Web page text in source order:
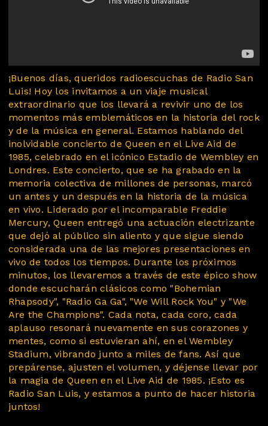
¡Buenos días, queridos radioescuchas de Radio San
Luis! Hoy los invitamos a un viaje musical
extraordinario que los llevará a revivir uno de los
momentos más emblemáticos en la historia del rock
y de la música en general. Estamos hablando del
inolvidable concierto de Queen en el Live Aid de
1985, celebrado en el icónico Estadio de Wembley en
Londres. Este concierto, que se ha grabado en la
memoria colectiva de millones de personas, marcó
un antes y un después en la historia de la música
en vivo. Liderado por el incomparable Freddie
Mercury, Queen entregó una actuación electrizante
que dejó al público sin aliento y que sigue siendo
considerada una de las mejores presentaciones en
vivo de todos los tiempos. Durante los próximos
minutos, los llevaremos a través de este épico show
donde escucharán clásicos como "Bohemian
Rhapsody", "Radio Ga Ga", "We Will Rock You" y "We
Are the Champions". Cada nota, cada coro, cada
aplauso resonará nuevamente en sus corazones y
mentes, como si estuvieran ahí, en el Wembley
Stadium, vibrando junto a miles de fans. Así que
prepárense, ajusten el volumen, y déjense llevar por
la magia de Queen en el Live Aid de 1985. ¡Esto es
Radio San Luis, y estamos a punto de hacer historia
juntos!